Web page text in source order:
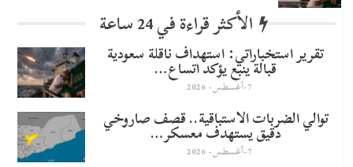
الأكثر قراءة في 24 ساعة
تقرير استخباراتي: استهداف ناقلة سعودية
قبالة ينبع يؤكد اتساع…
7-أغسطس- 2026
توالي الضربات الاستباقية.. قصف صاروخي
دقيق يستهدف معسكر…
7-أغسطس- 2026